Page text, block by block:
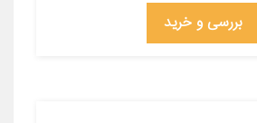
بررسی و خرید